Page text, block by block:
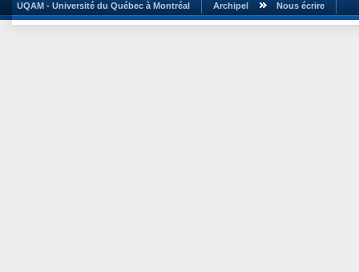
UQAM - Université du Québec à Montréal Archipel Nous écrire